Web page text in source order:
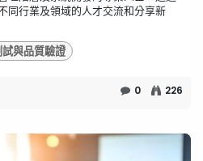
同行業及領域的人才交流和分享新
與品質驗證
0 226